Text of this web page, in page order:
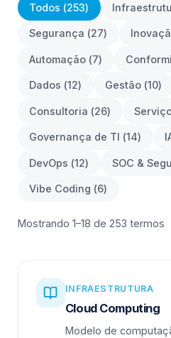
Todos (253)
Segurança (27)
Automação (7)
Dados (12) Gestão (10)
Consultoria (26)
Governança de TI (14)
DevOps (12) SOC &
Vibe Coding (6)
Mostrando 1–18 de 253 termos
INFRAESTRUTURA
Cloud Computing
Modelo de